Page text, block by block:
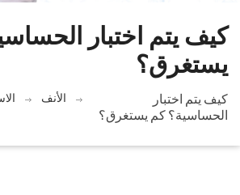
كيف يتم اختبار
يستغرق؟
الأنف
كيف يتم اختبار
الحساسية؟ كم يستغرق؟